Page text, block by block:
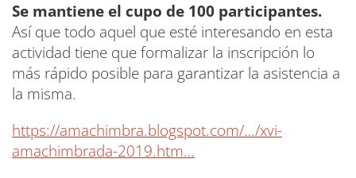
Se mantiene el cupo de 100 participantes.
Así que todo aquel que esté interesando en esta
actividad tiene que formalizar la inscripción lo
más rápido posible para garantizar la asistencia a
la misma.
https://amachimbra.blogspot.com/…/xvi-
amachimbrada-2019.htm…